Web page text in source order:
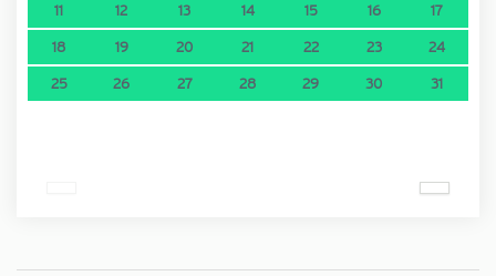
11 12 13 14 15 16 17
18 19 20 21 22 23 24
25 26 27 28 29 30 31